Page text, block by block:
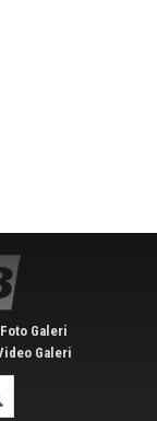
Foto Galeri
Galeri